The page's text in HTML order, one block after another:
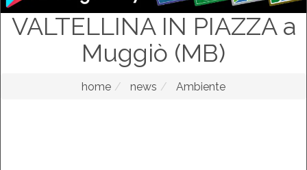
VALTELLINA IN PIAZZA a
Muggiò (MB)
home news Ambiente